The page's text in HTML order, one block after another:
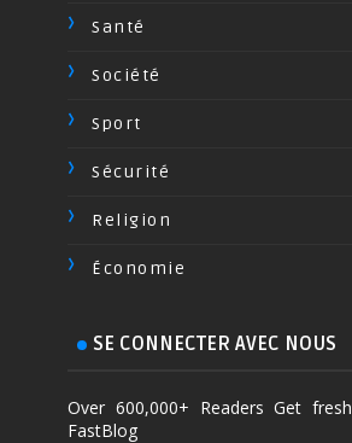
Santé
Société
Sport
Sécurité
Religion
Économie
SE CONNECTER AVEC NOUS
Over 600,000+ Readers Get
FastBlog